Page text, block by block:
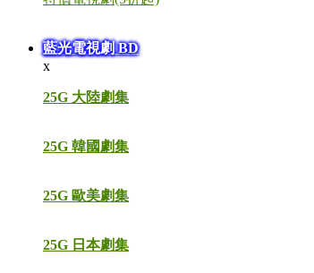
藍光電視劇 BD
x
25G 大陸劇集
25G 韓國劇集
25G 歐美劇集
25G 日本劇集